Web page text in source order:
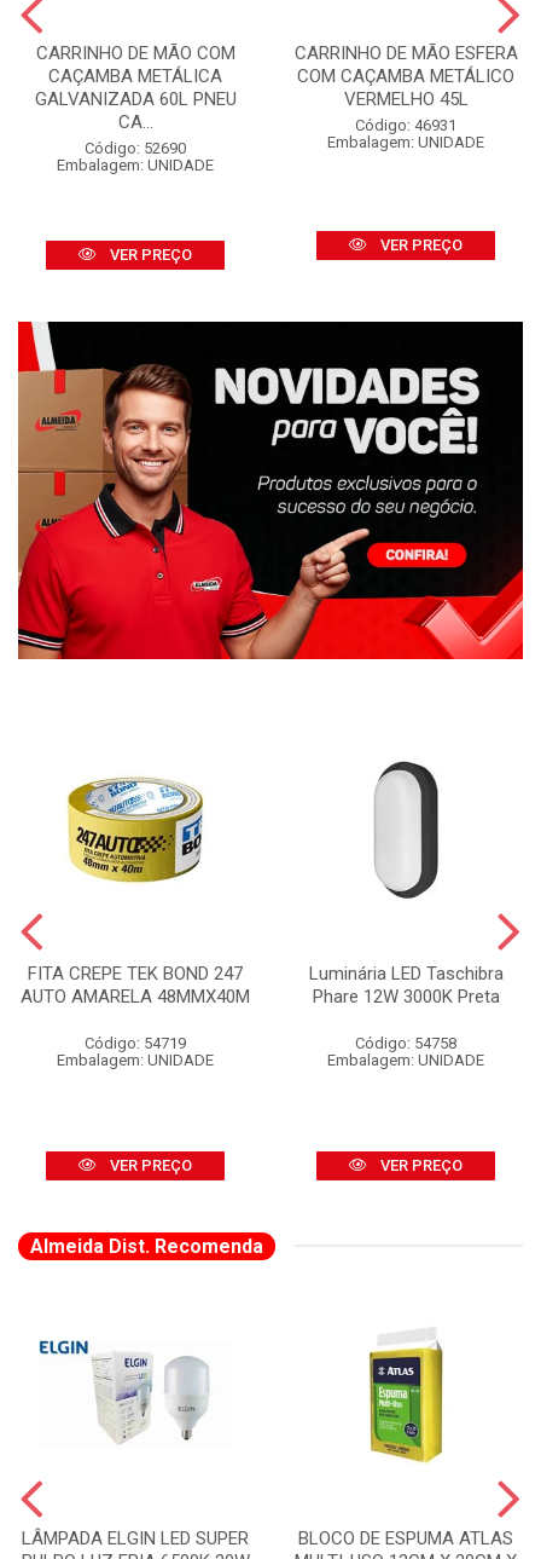
CARRINHO DE MÃO COM
CAÇAMBA METÁLICA
GALVANIZADA 60L PNEU
CA...
Código: 52690
Embalagem: UNIDADE
VER PREÇO
CARRINHO DE MÃO ESFERA
COM CAÇAMBA METÁLICO
VERMELHO 45L
Código: 46931
Embalagem: UNIDADE
VER PREÇO
FITA CREPE TEK BOND 247
AUTO AMARELA 48MMX40M
Código: 54719
Embalagem: UNIDADE
VER PREÇO
Luminária LED Taschibra
Phare 12W 3000K Preta
Código: 54758
Embalagem: UNIDADE
VER PREÇO
Almeida Dist. Recomenda
LÂMPADA ELGIN LED SUPER
BLOCO DE ESPUMA ATLAS